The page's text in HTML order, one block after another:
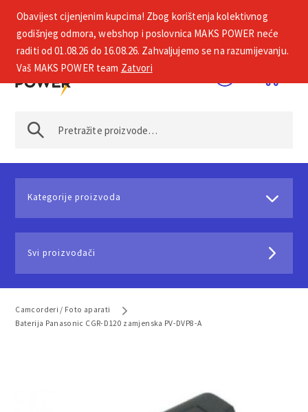
+385 1 2002 575
Kategorije proizvoda
Svi proizvođači
Camcorderi / Foto aparati
Baterija Panasonic CGR-D120 zamjenska PV-DVP8-A
Obavijest cijenjenim kupcima! Zbog korištenja kolektivnog
godišnjeg odmora, webshop i poslovnica MAKS POWER neće
raditi od 01.08.26 do 16.08.26. Zahvaljujemo se na razumijevanju.
Vaš MAKS POWER team Zatvori